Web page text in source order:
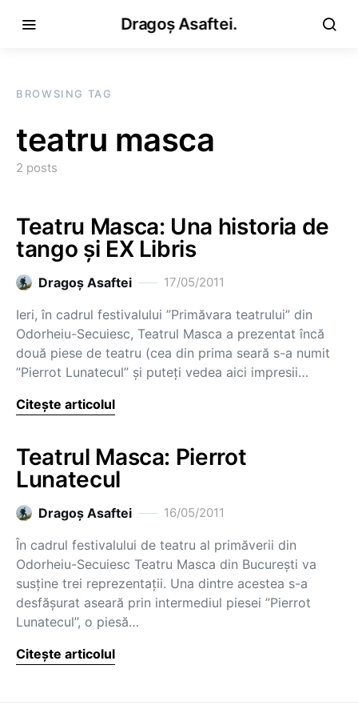
Dragoș Asaftei.
BROWSING TAG
teatru masca
2 posts
Teatru Masca: Una historia de
tango și EX Libris
Dragoş Asaftei 17/05/2011
Ieri, în cadrul festivalului ”Primăvara teatrului” din
Odorheiu-Secuiesc, Teatrul Masca a prezentat încă
două piese de teatru (cea din prima seară s-a numit
”Pierrot Lunatecul” și puteți vedea aici impresii…
Citește articolul
Teatrul Masca: Pierrot
Lunatecul
Dragoş Asaftei 16/05/2011
În cadrul festivalului de teatru al primăverii din
Odorheiu-Secuiesc Teatru Masca din București va
susține trei reprezentații. Una dintre acestea s-a
desfășurat aseară prin intermediul piesei ”Pierrot
Lunatecul”, o piesă…
Citește articolul